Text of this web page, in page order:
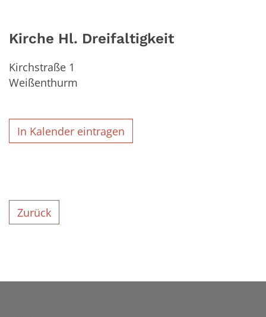
Kirche Hl. Dreifaltigkeit
Kirchstraße 1
Weißenthurm
In Kalender eintragen
Zurück